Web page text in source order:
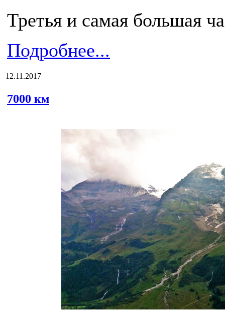
Третья и самая большая
Подробнее...
12.11.2017
7000 км